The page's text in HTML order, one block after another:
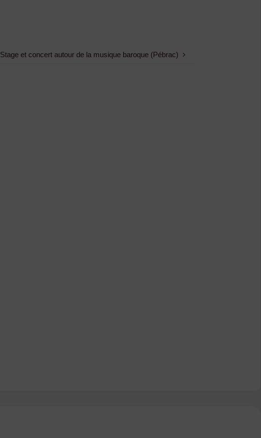
Stage et concert autour de la musique baroque (Pébrac)